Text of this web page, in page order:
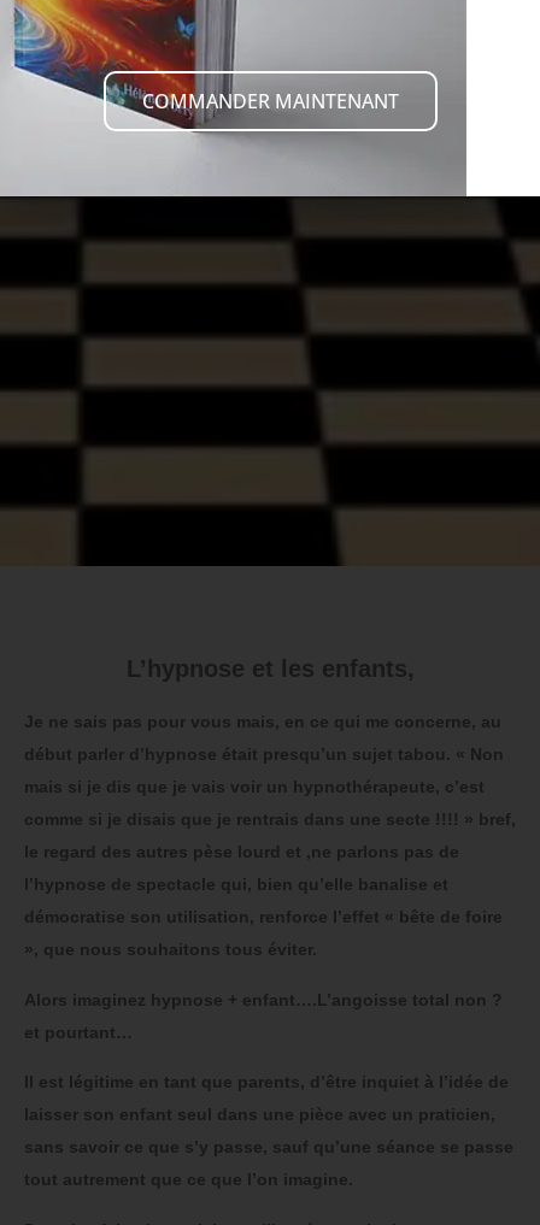
L’hypnose et les enfants,
Je ne sais pas pour vous mais, en ce qui me concerne, au
début parler d’hypnose était presqu’un sujet tabou. « Non
mais si je dis que je vais voir un hypnothérapeute, c’est
comme si je disais que je rentrais dans une secte !!!! » bref,
le regard des autres pèse lourd et ,ne parlons pas de
l’hypnose de spectacle qui, bien qu’elle banalise et
démocratise son utilisation, renforce l’effet « bête de foire
», que nous souhaitons tous éviter.
Alors imaginez hypnose + enfant….L’angoisse total non ?
et pourtant…
Il est légitime en tant que parents, d’être inquiet à l’idée de
laisser son enfant seul dans une pièce avec un praticien,
sans savoir ce que s’y passe, sauf qu’une séance se passe
tout autrement que ce que l’on imagine.
COMMANDER MAINTENANT